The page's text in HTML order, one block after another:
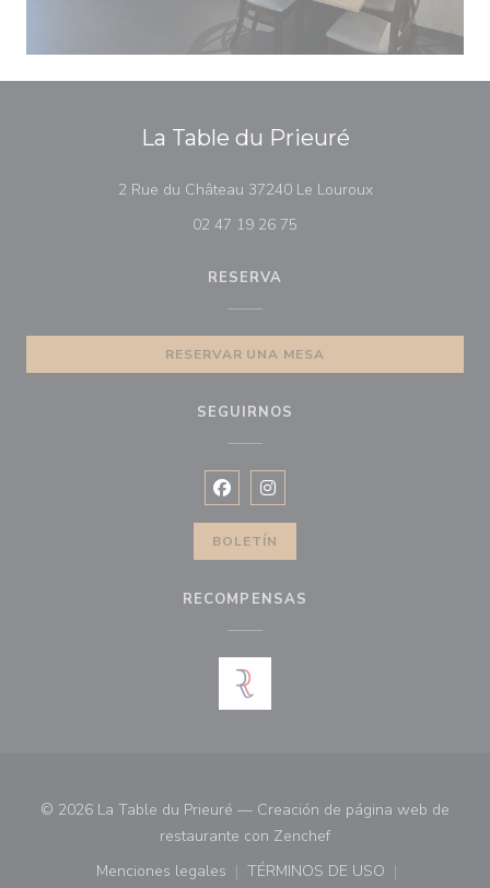
La Table du Prieuré
2 Rue du Château 37240 Le Louroux((abre en una
02 47 19 26 75
RESERVA
RESERVAR UNA MESA
SEGUIRNOS
Facebook ((abre en una nueva
Instagram ((abre en una
BOLETÍN
RECOMPENSAS
© 2026 La Table du Prieuré — Creación de página web de
restaurante con Zenchef((abre en una nueva
Menciones legales
((abre en una nueva ventana))
TÉRMINOS DE USO
((abre en una nueva